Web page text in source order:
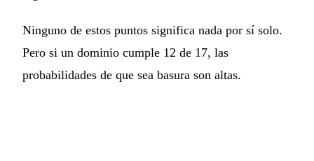
Ninguno de estos puntos significa nada por sí solo.
Pero si un dominio cumple 12 de 17, las
probabilidades de que sea basura son altas.